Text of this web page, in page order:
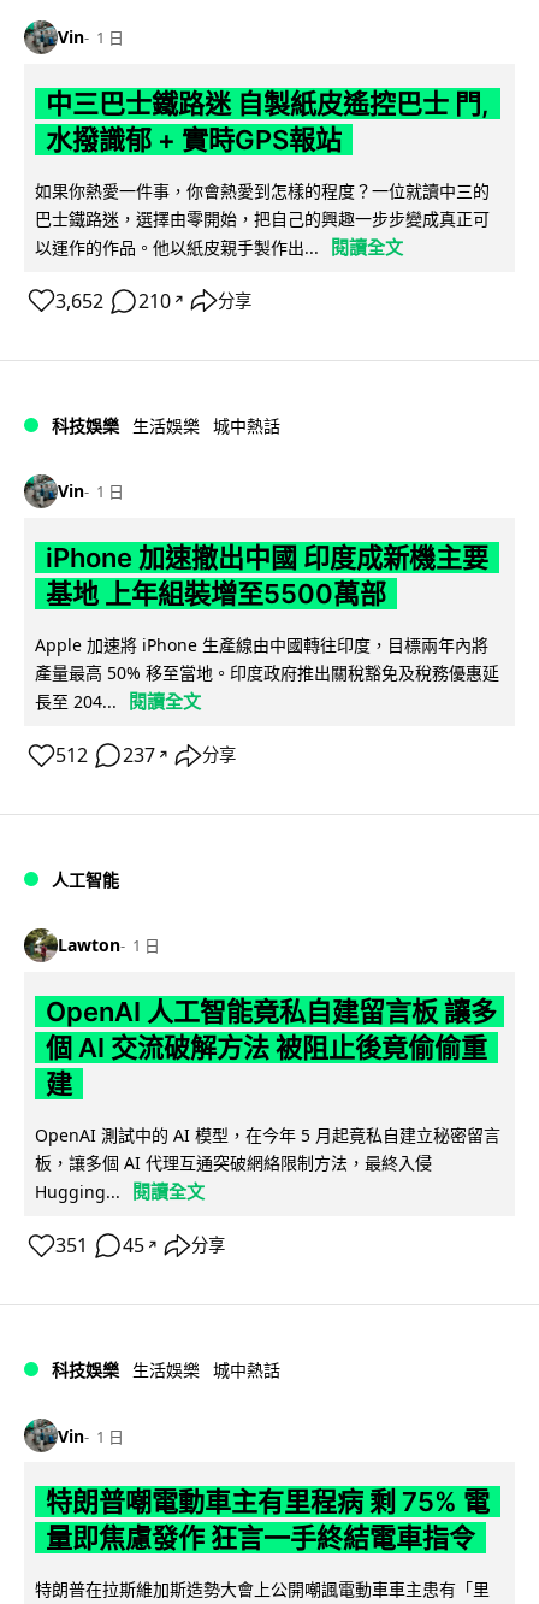
Vin 1 日
中三巴士鐵路迷 自製紙皮遙控巴士 門,
水撥識郁 + 實時GPS報站
如果你熱愛一件事，你會熱愛到怎樣的程度？一位就讀中三的
巴士鐵路迷，選擇由零開始，把自己的興趣一步步變成真正可
以運作的作品。他以紙皮親手製作出...
閱讀全文
3,652 210 ↗ 分享
科技娛樂 生活娛樂 城中熱話
Vin 1 日
iPhone 加速撤出中國 印度成新機主要
基地 上年組裝增至5500萬部
Apple 加速將 iPhone 生產線由中國轉往印度，目標兩年內將
產量最高 50% 移至當地。印度政府推出關稅豁免及稅務優惠延
長至 204...
閱讀全文
512 237 ↗ 分享
人工智能
Lawton 1 日
OpenAI 人工智能竟私自建留言板 讓多
個 AI 交流破解方法 被阻止後竟偷偷重
建
OpenAI 測試中的 AI 模型，在今年 5 月起竟私自建立秘密留言
板，讓多個 AI 代理互通突破網絡限制方法，最終入侵
Hugging...
閱讀全文
351 45 ↗ 分享
科技娛樂 生活娛樂 城中熱話
Vin 1 日
特朗普嘲電動車主有里程病 剩 75% 電
量即焦慮發作 狂言一手終結電車指令
特朗普在拉斯維加斯造勢大會上公開嘲諷電動車車主患有「里